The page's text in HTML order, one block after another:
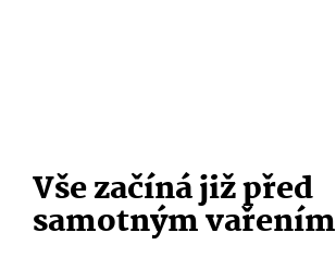
Vše začíná již před
samotným vařením